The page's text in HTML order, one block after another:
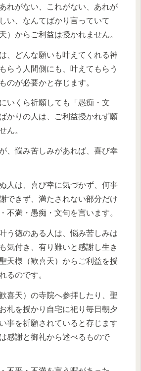
れがない、これがない、あれが
い、なんてばかり言っていて
）からご利益は授かれません。
、どんな願いも叶えてくれる神
らう人間側にも、叶えてもらう
のが必要かと存じます。
いくら祈願しても「愚痴・文
かりの人は、ご利益授かれず願
ん。
、悩み苦しみがあれば、喜び幸
人は、喜び幸に気づかず、何事
できず、満たされない部分だけ
不満・愚痴・文句を言います。
う徳のある人は、悩み苦しみは
気付き、有り難いと感謝し生き
天様（歓喜天）からご利益を授
るのです。
喜天）の寺院へ参拝したり、聖
札を授かり自宅に祀り毎日朝夕
事を祈願されていると存じます
感謝と御礼から述べるもので